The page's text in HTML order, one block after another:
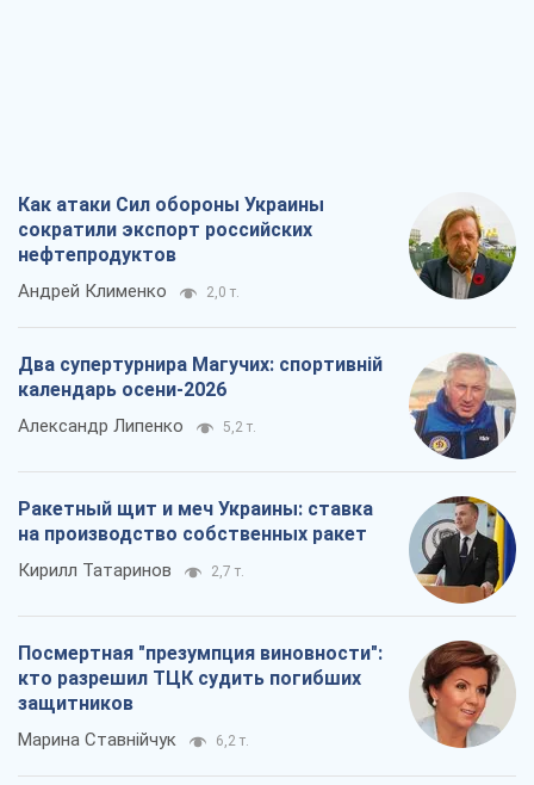
Как атаки Сил обороны Украины
сократили экспорт российских
нефтепродуктов
Андрей Клименко 2,0 т.
Два супертурнира Магучих: спортивній
календарь осени-2026
Александр Липенко 5,2 т.
Ракетный щит и меч Украины: ставка
на производство собственных ракет
Кирилл Татаринов 2,7 т.
Посмертная "презумпция виновности":
кто разрешил ТЦК судить погибших
защитников
Марина Ставнійчук 6,2 т.